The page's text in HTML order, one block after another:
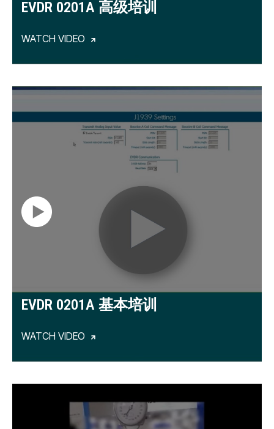
EVDR 0201A 高级培训
WATCH VIDEO
EVDR 0201A 基本培训
WATCH VIDEO